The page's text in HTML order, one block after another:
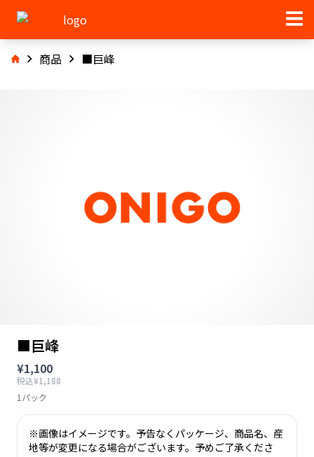
商品 ■巨峰
■巨峰
¥1,100
税込¥1,188
1パック
※画像はイメージです。予告なくパッケージ、商品名、産
地等が変更になる場合がございます。予めご了承くださ